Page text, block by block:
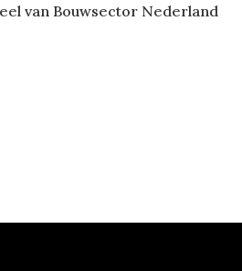
van Bouwsector Nederland